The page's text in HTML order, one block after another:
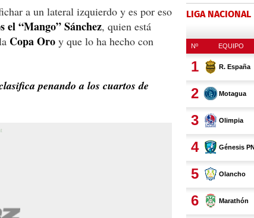
a un lateral izquierdo y es por eso
el “Mango” Sánchez, quien está
Copa Oro y que lo ha hecho con
penando a los cuartos de
LIGA NACIONAL